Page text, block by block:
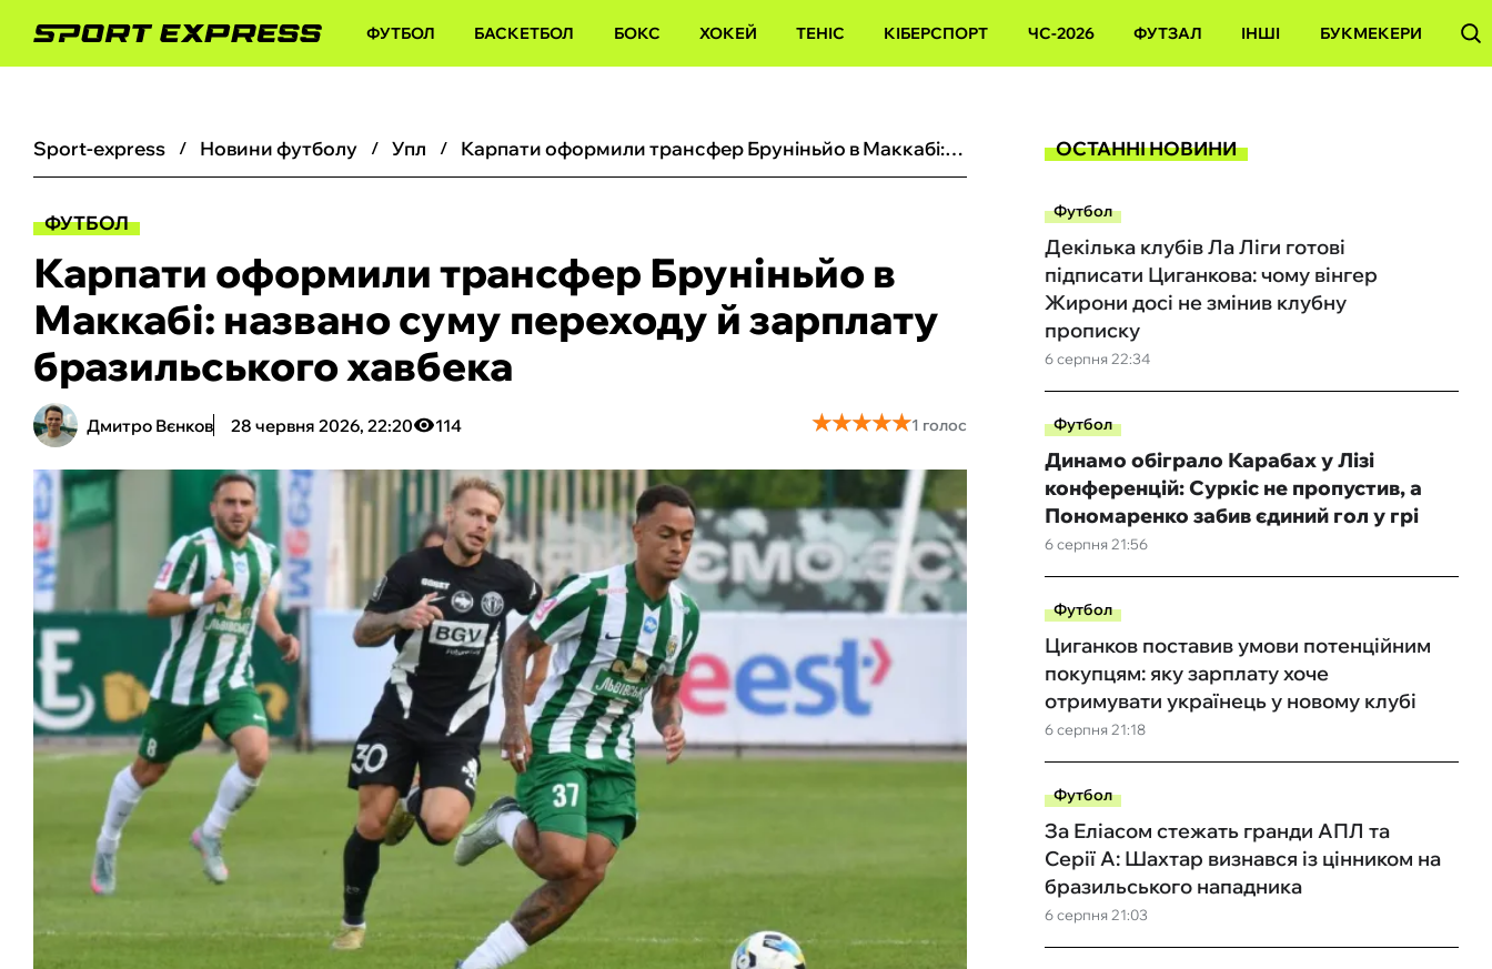
ФУТБОЛ БАСКЕТБОЛ БОКС ХОКЕЙ ТЕНІС КІБЕРСПОРТ ЧС-2026 ФУТЗАЛ ІНШІ БУКМЕКЕРИ
sport-express новини футболу упл Карпати оформили трансфер Бруніньйо в Маккабі: названо суму переходу й зарплату бразильського хавбека
ФУТБОЛ
Карпати оформили трансфер Бруніньйо в
Маккабі: названо суму переходу й зарплату
бразильського хавбека
Дмитро Вєнков 28 червня 2026, 22:20 114 ★★★★★
★★★★★1 голос
ОСТАННІ НОВИНИ
Футбол
6 серпня 22:34
Декілька клубів Ла Ліги готові
підписати Циганкова: чому вінгер
Жирони досі не змінив клубну
прописку
Футбол
6 серпня 21:56
Динамо обіграло Карабах у Лізі
конференцій: Суркіс не пропустив, а
Пономаренко забив єдиний гол у грі
Футбол
6 серпня 21:18
Циганков поставив умови потенційним
покупцям: яку зарплату хоче
отримувати українець у новому клубі
Футбол
6 серпня 21:03
За Еліасом стежать гранди АПЛ та
Серії А: Шахтар визнався із цінником на
бразильського нападника